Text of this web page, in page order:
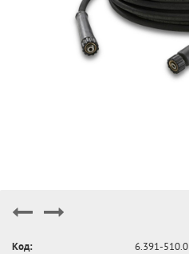
Код:
6.391-510.0